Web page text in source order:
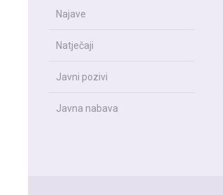
Najave
Natječaji
Javni pozivi
Javna nabava